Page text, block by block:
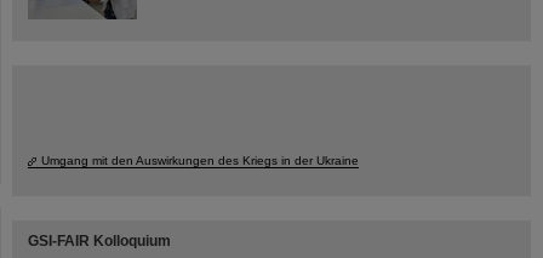
Umgang mit den Auswirkungen des Kriegs in der Ukraine
GSI-FAIR Kolloquium